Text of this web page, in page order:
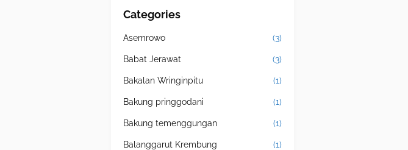
Categories
Asemrowo (3)
Babat Jerawat (3)
Bakalan Wringinpitu (1)
Bakung pringgodani (1)
Bakung temenggungan (1)
Balanggarut Krembung (1)